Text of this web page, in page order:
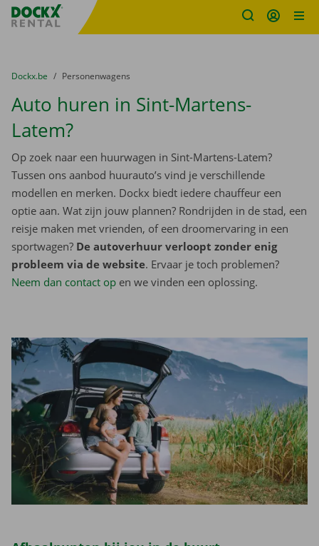
Fratello DEMO
U bevindt zich hier:
van
Dockx.be naar
Personenwagens
Auto huren in Sint-Martens-
Latem?
Op zoek naar een huurwagen in Sint-Martens-Latem?
Tussen ons aanbod huurauto’s vind je verschillende
modellen en merken. Dockx biedt iedere chauffeur een
optie aan. Wat zijn jouw plannen? Rondrijden in de stad, een
reisje maken met vrienden, of een droomervaring in een
sportwagen? De autoverhuur verloopt zonder enig
probleem via de website. Ervaar je toch problemen?
Neem dan contact op en we vinden een oplossing.